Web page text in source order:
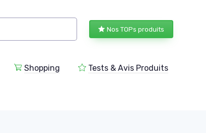
Nos TOPs produits
Shopping Tests & Avis Produits